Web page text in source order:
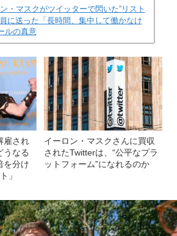
・マスクがツイッターで閃いた“リスト
に送った「長時間、集中して働かなけ
ルの真意
雇され
うなる
分け
」
イーロン・マスクさんに買収
されたTwitterは、“公平なプラ
ットフォーム”になれるのか